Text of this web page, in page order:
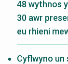
48 wythnos
30 awr
eu rhieni
Cyflwyno un